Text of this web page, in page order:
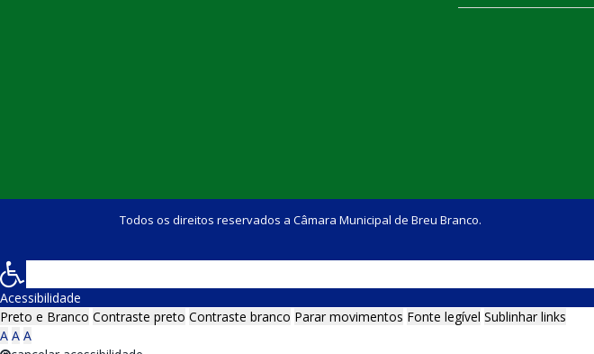
Todos os direitos reservados a Câmara Municipal de Breu Branco.
Acessibilidade
Preto e Branco Contraste preto Contraste branco Parar movimentos Fonte legível Sublinhar links
A A A